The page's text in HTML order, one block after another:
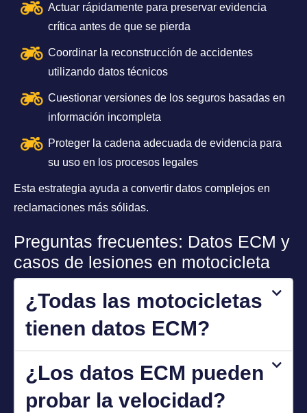
Actuar rápidamente para preservar evidencia
crítica antes de que se pierda
Coordinar la reconstrucción de accidentes
utilizando datos técnicos
Cuestionar versiones de los seguros basadas en
información incompleta
Proteger la cadena adecuada de evidencia para
su uso en los procesos legales
Esta estrategia ayuda a convertir datos complejos en
reclamaciones más sólidas.
Preguntas frecuentes: Datos ECM y
casos de lesiones en motocicleta
¿Todas las motocicletas
tienen datos ECM?
¿Los datos ECM pueden
probar la velocidad?